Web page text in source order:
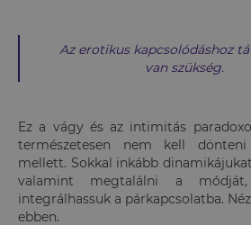
Az erotikus kapcsolódáshoz
van szükség.
Ez a vágy és az intimitás
természetesen nem kell
mellett. Sokkal inkább
valamint megtalálni a
integrálhassuk a párkapcsolatba.
ebben.